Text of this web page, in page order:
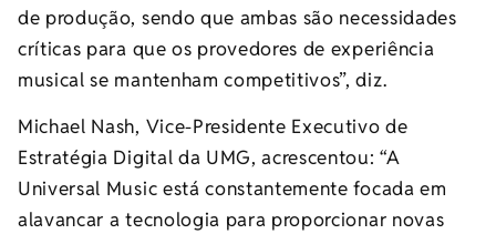
de produção, sendo que ambas são necessidades
críticas para que os provedores de experiência
musical se mantenham competitivos”, diz.
Michael Nash, Vice-Presidente Executivo de
Estratégia Digital da UMG, acrescentou: “A
Universal Music está constantemente focada em
alavancar a tecnologia para proporcionar novas